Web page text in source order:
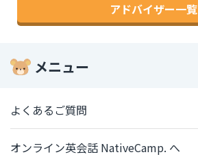
アドバイザー一覧
メニュー
よくあるご質問
オンライン英会話 NativeCamp. へ